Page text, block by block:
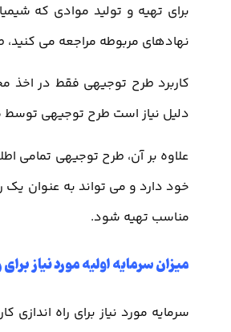
برای تهیه و تولید موادی که
نهادهای مربوطه مراجعه می
کاربرد طرح توجیهی فقط در اخذ
دلیل نیاز است طرح توجیهی توسط
علاوه بر آن، طرح توجیهی تمامی
خود دارد و می تواند به عنوان یک
مناسب تهیه شود.
میزان سرمایه اولیه مورد نیاز برای
سرمایه مورد نیاز برای راه